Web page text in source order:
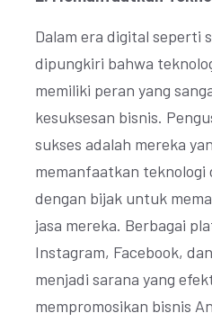
Dalam era digital seperti
dipungkiri bahwa
memiliki peran yang
kesuksesan bisnis.
sukses adalah mereka
memanfaatkan teknologi
dengan bijak untuk
jasa mereka. Berbagai
Instagram, Facebook,
menjadi sarana yang
mempromosikan bisnis